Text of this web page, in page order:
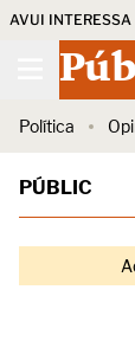
AVUI INTERESSA
Política
PÚBLIC